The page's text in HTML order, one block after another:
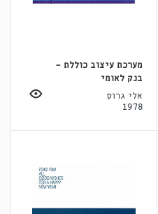
מערכת עיצוב כוללת -
בנק לאומי
אלי גרוס
1978